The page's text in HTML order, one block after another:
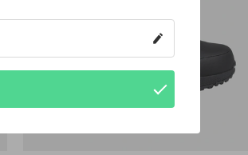
37; 37.5; 38; 39; 40; 40.5; 41